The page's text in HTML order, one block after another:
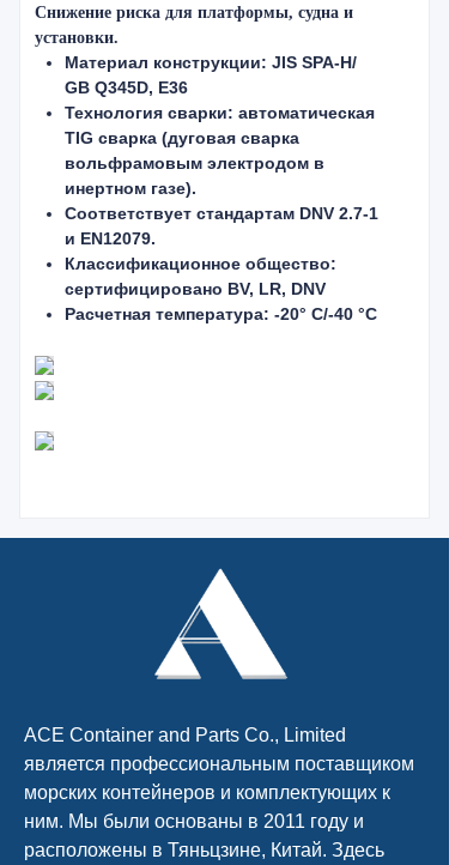
Снижение риска для платформы, судна и
установки.
Материал конструкции: JIS SPA-H/
GB Q345D, E36
Технология сварки: автоматическая
TIG сварка (дуговая сварка
вольфрамовым электродом в
инертном газе).
Соответствует стандартам DNV 2.7-1
и EN12079.
Классификационное общество:
сертифицировано BV, LR, DNV
Расчетная температура: -20° C/-40 °C
ACE Container and Parts Co., Limited
является профессиональным поставщиком
морских контейнеров и комплектующих к
ним. Мы были основаны в 2011 году и
расположены в Тяньцзине, Китай. Здесь